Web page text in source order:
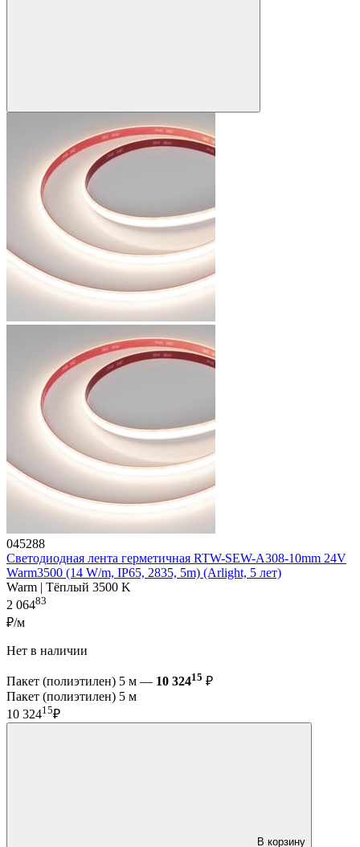
045288
Светодиодная лента герметичная RTW-SEW-A308-10mm 24V
Warm3500 (14 W/m, IP65, 2835, 5m) (Arlight, 5 лет)
Warm | Тёплый 3500 K
2 06483
₽/м
Нет в наличии
Пакет (полиэтилен) 5 м — 10 32415 ₽
Пакет (полиэтилен) 5 м
10 32415₽
В корзину